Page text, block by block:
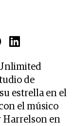
de
estrella en el
el músico
Harrelson en